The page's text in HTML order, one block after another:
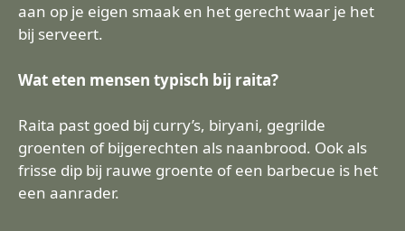
aan op je eigen smaak en het gerecht waar je het
bij serveert.
Wat eten mensen typisch bij raita?
Raita past goed bij curry’s, biryani, gegrilde
groenten of bijgerechten als naanbrood. Ook als
frisse dip bij rauwe groente of een barbecue is het
een aanrader.